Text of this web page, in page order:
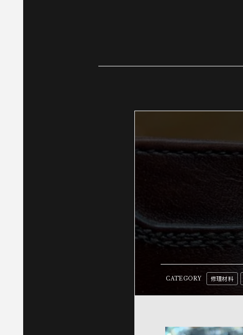
CATEGORY 修理材料